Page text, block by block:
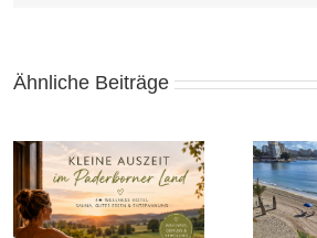
Ähnliche Beiträge
Alicante November